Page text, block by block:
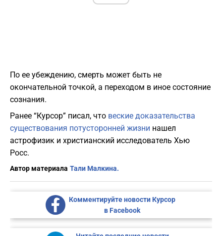
По ее убеждению, смерть может быть не
окончательной точкой, а переходом в иное состояние
сознания.
Ранее “Курсор” писал, что веские доказательства
существования потусторонней жизни нашел
астрофизик и христианский исследователь Хью
Росс.
Автор материала Тали Малкина.
Комментируйте новости Курсор
в Facebook